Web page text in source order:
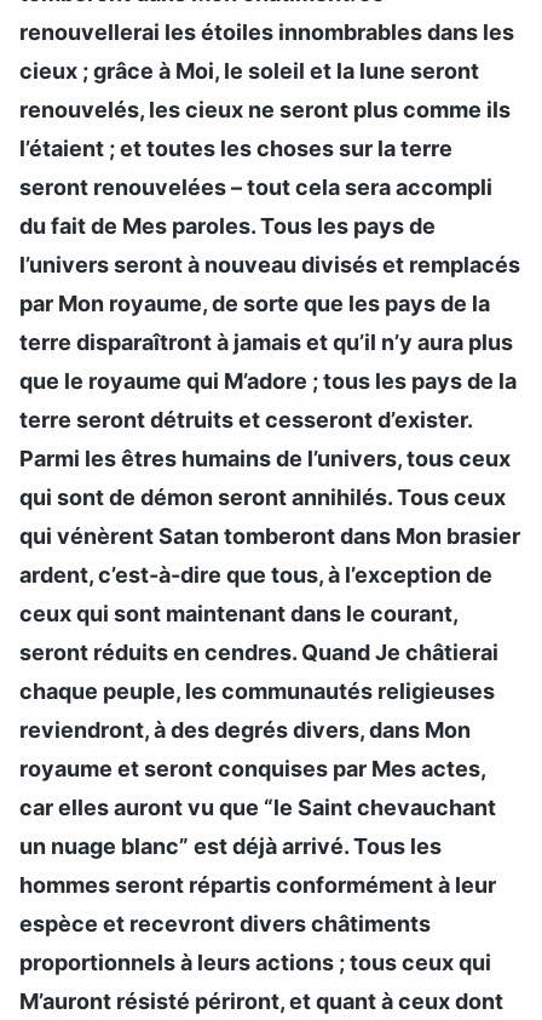
renouvellerai les étoiles innombrables dans les
cieux ; grâce à Moi, le soleil et la lune seront
renouvelés, les cieux ne seront plus comme ils
l’étaient ; et toutes les choses sur la terre
seront renouvelées – tout cela sera accompli
du fait de Mes paroles. Tous les pays de
l’univers seront à nouveau divisés et remplacés
par Mon royaume, de sorte que les pays de la
terre disparaîtront à jamais et qu’il n’y aura plus
que le royaume qui M’adore ; tous les pays de la
terre seront détruits et cesseront d’exister.
Parmi les êtres humains de l’univers, tous ceux
qui sont de démon seront annihilés. Tous ceux
qui vénèrent Satan tomberont dans Mon brasier
ardent, c’est-à-dire que tous, à l’exception de
ceux qui sont maintenant dans le courant,
seront réduits en cendres. Quand Je châtierai
chaque peuple, les communautés religieuses
reviendront, à des degrés divers, dans Mon
royaume et seront conquises par Mes actes,
car elles auront vu que “le Saint chevauchant
un nuage blanc” est déjà arrivé. Tous les
hommes seront répartis conformément à leur
espèce et recevront divers châtiments
proportionnels à leurs actions ; tous ceux qui
M’auront résisté périront, et quant à ceux dont